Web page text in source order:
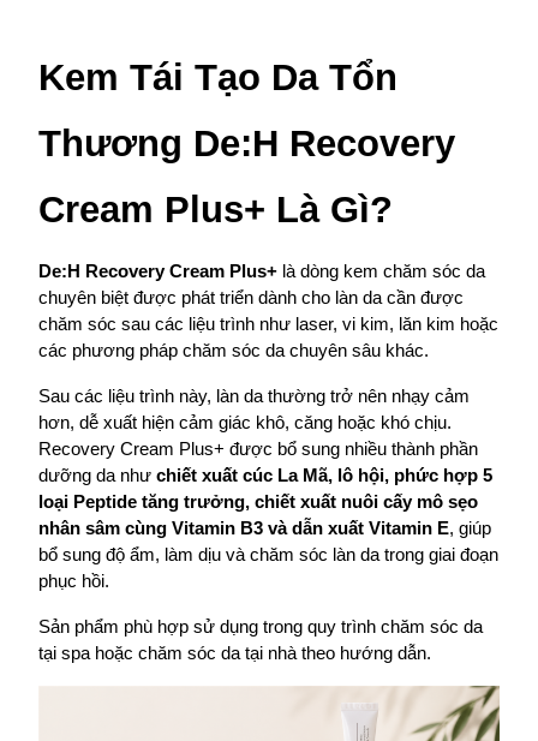
Kem Tái Tạo Da Tổn
Thương De:H Recovery
Cream Plus+ Là Gì?
De:H Recovery Cream Plus+ là dòng kem chăm sóc da
chuyên biệt được phát triển dành cho làn da cần được
chăm sóc sau các liệu trình như laser, vi kim, lăn kim hoặc
các phương pháp chăm sóc da chuyên sâu khác.
Sau các liệu trình này, làn da thường trở nên nhạy cảm
hơn, dễ xuất hiện cảm giác khô, căng hoặc khó chịu.
Recovery Cream Plus+ được bổ sung nhiều thành phần
dưỡng da như chiết xuất cúc La Mã, lô hội, phức hợp 5
loại Peptide tăng trưởng, chiết xuất nuôi cấy mô sẹo
nhân sâm cùng Vitamin B3 và dẫn xuất Vitamin E, giúp
bổ sung độ ẩm, làm dịu và chăm sóc làn da trong giai đoạn
phục hồi.
Sản phẩm phù hợp sử dụng trong quy trình chăm sóc da
tại spa hoặc chăm sóc da tại nhà theo hướng dẫn.